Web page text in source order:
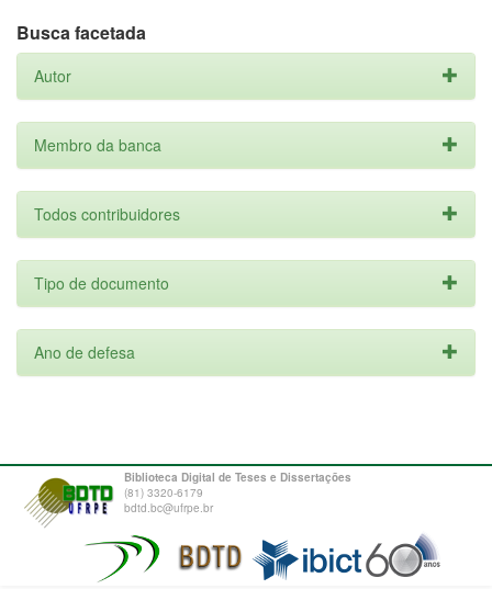
Busca facetada
Autor
Membro da banca
Todos contribuidores
Tipo de documento
Ano de defesa
Biblioteca Digital de Teses e Dissertações
(81) 3320-6179
bdtd.bc@ufrpe.br